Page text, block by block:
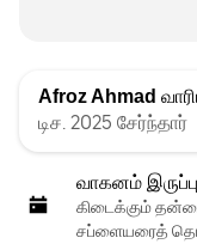
Afroz Ahmad
டிச. 2025 சேர்ந்தார்
வாகனம்
கிடைக்கும்
சப்ளையரைத்